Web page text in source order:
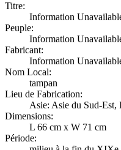
Titre:
Information
Peuple:
Information
Fabricant:
Information
Nom Local:
tampan
Lieu de Fabrication:
Asie: Asie du Sud-Est,
Dimensions:
L 66 cm x W 71 cm
Période: